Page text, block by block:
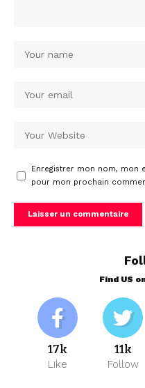
Enregistrer mon nom, mon
pour mon prochain
Find US
17k
Like
11k
Follow